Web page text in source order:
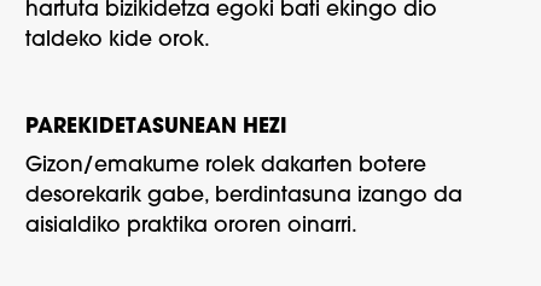
hartuta bizikidetza egoki bati ekingo dio
taldeko kide orok.
PAREKIDETASUNEAN HEZI
Gizon/emakume rolek dakarten botere
desorekarik gabe, berdintasuna izango da
aisialdiko praktika ororen oinarri.